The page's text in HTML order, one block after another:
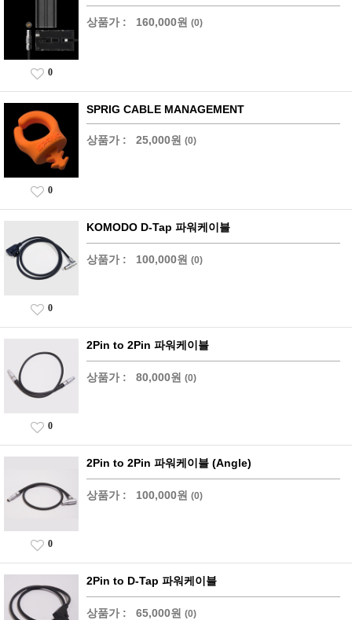
상품가 : 160,000원 (0)
0
SPRIG CABLE MANAGEMENT
상품가 : 25,000원 (0)
0
KOMODO D-Tap 파워케이블
상품가 : 100,000원 (0)
0
2Pin to 2Pin 파워케이블
상품가 : 80,000원 (0)
0
2Pin to 2Pin 파워케이블 (Angle)
상품가 : 100,000원 (0)
0
2Pin to D-Tap 파워케이블
상품가 : 65,000원 (0)